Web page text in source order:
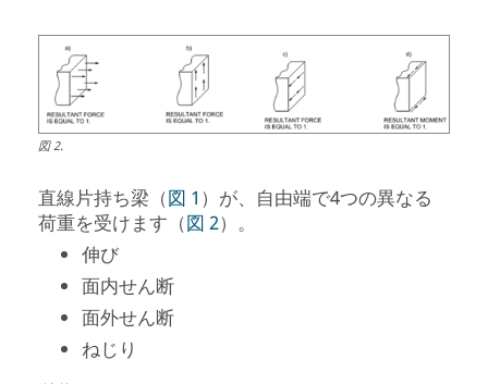
図2.
直線片持ち梁（図 1 ）が、自由端で4つの異なる
荷重を受けます（図 2）。
伸び
面内せん断
面外せん断
ねじり